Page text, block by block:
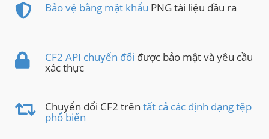
Bảo vệ bằng mật khẩu PNG tài liệu đầu ra
CF2 API chuyển đổi được bảo mật và yêu cầu
xác thực
Chuyển đổi CF2 trên tất cả các định dạng tệp
phổ biến